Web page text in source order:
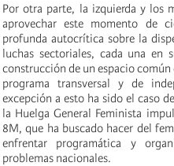
Por otra parte, la izquierda y los
aprovechar este momento de
profunda autocrítica sobre la
luchas sectoriales, cada una
construcción de un espacio
programa transversal y de
excepción a esto ha sido el caso
la Huelga General Feminista
8M, que ha buscado hacer del
enfrentar programática y
problemas nacionales.